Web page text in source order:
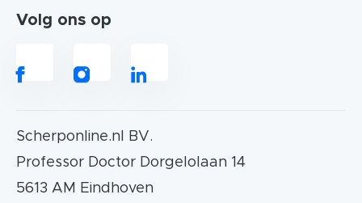
Volg ons op
Scherponline.nl BV.
Professor Doctor Dorgelolaan 14
5613 AM Eindhoven